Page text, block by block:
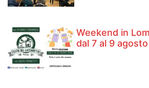
Weekend in
dal 7 al 9